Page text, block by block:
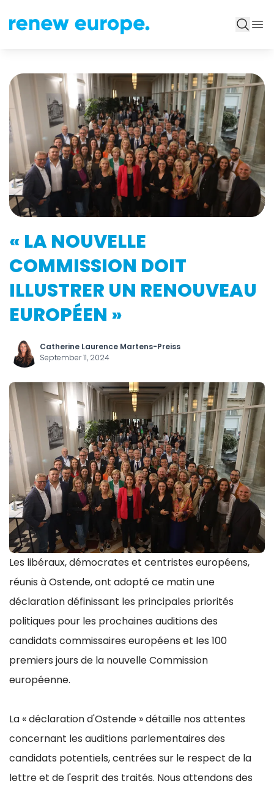
« LA NOUVELLE
COMMISSION DOIT
ILLUSTRER UN RENOUVEAU
EUROPÉEN »
Catherine Laurence Martens-Preiss
September 11, 2024
Les libéraux, démocrates et centristes européens,
réunis à Ostende, ont adopté ce matin une
déclaration définissant les principales priorités
politiques pour les prochaines auditions des
candidats commissaires européens et les 100
premiers jours de la nouvelle Commission
européenne.
La « déclaration d'Ostende » détaille nos attentes
concernant les auditions parlementaires des
candidats potentiels, centrées sur le respect de la
lettre et de l'esprit des traités. Nous attendons des